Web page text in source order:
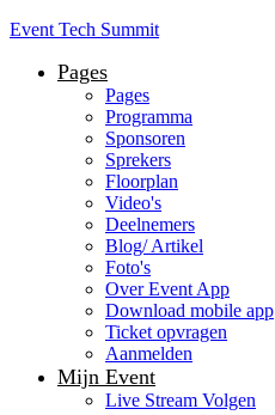
Event Tech Summit
Pages
Pages
Programma
Sponsoren
Sprekers
Floorplan
Video's
Deelnemers
Blog/ Artikel
Foto's
Over Event App
Download mobile app
Ticket opvragen
Aanmelden
Mijn Event
Live Stream Volgen